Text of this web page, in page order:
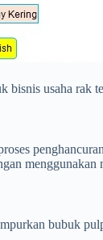
bisnis usaha
bubuk